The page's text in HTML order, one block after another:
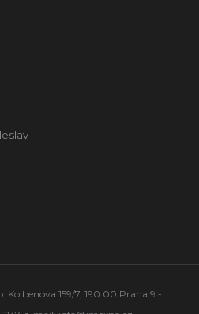
Kolbenova 159/7, 190 00 Praha 9 -